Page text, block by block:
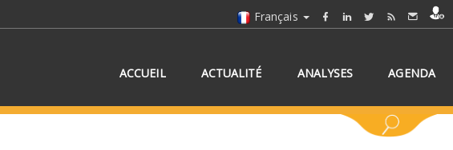
Français
ACCUEIL ACTUALITÉ ANALYSES AGENDA